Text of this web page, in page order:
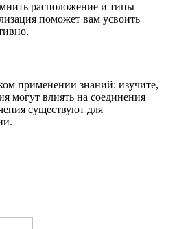
расположение и типы
поможет вам усвоить
применении знаний: изучите,
могут влиять на соединения
существуют для